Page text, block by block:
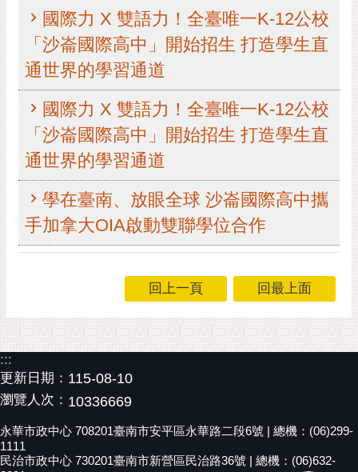
主題服務
市政資訊
市民互動
偉
哲
光
泉
祭
站
導
訂
國際力 X 雙語力！全臺唯一K-12公校
「沙崙國際高中」開始招生 打造學生直
通世界的學習通道
國際力 X 雙語力！全臺唯一K-12公校
「沙崙國際高中」開始招生 打造學生直
通世界的學習通道
學在臺南、放眼全球 沙崙國際高中攜
手加拿大OIA啟動雙聯學位合作
回上一頁 回最上面
:::
更新日期： 115-08-10
瀏覽人次： 10336669
永華市政中心 708201臺南市安平區永華路二段6號 | 總機：(06)299-
1111
民治市政中心 730201臺南市新營區民治路36號 | 總機：(06)632-